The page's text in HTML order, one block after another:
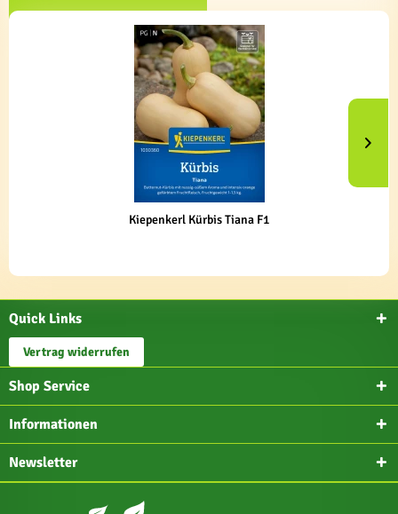
Kiepenkerl Kürbis Tiana F1
Quick Links
Vertrag widerrufen
Shop Service
Informationen
Newsletter